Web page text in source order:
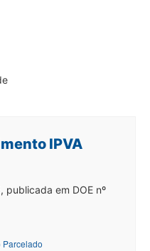
IPVA
publicada em DOE nº
Parcelado